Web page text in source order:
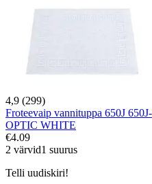
4,9 (299)
Froteevaip vannituppa 650J
OPTIC WHITE
€4.09
2 värvid1 suurus
Telli uudiskiri!